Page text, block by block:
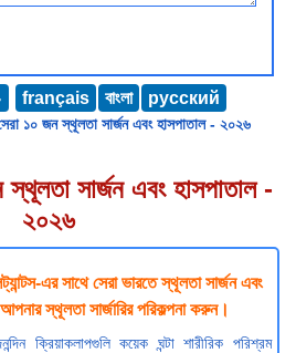
français বাংলা русский
১০ জন স্থূলতা সার্জন এবং হাসপাতাল - ২০২৬
সার্জন এবং হাসপাতাল -
২০২৬
এর সাথে সেরা ভারতে স্থূলতা সার্জন এবং
স্থূলতা সার্জারির পরিকল্পনা করুন।
ক্রিয়াকলাপগুলি কয়েক ঘন্টা শারীরিক পরিশ্রম